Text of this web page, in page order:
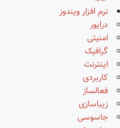
نرم افزار ویندوز
درایور
امنیتی
گرافیک
اینترنت
کاربردی
فعالساز
زیباسازی
جاسوسی